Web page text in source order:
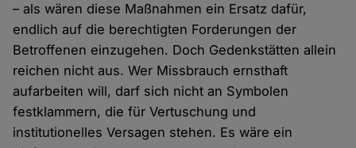
– als wären diese Maßnahmen ein Ersatz dafür,
endlich auf die berechtigten Forderungen der
Betroffenen einzugehen. Doch Gedenkstätten allein
reichen nicht aus. Wer Missbrauch ernsthaft
aufarbeiten will, darf sich nicht an Symbolen
festklammern, die für Vertuschung und
institutionelles Versagen stehen. Es wäre ein